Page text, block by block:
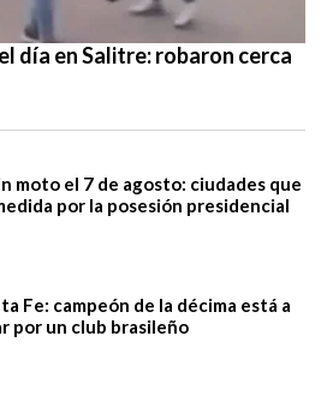
día en Salitre: robaron cerca
moto el 7 de agosto: ciudades que
por la posesión presidencial
Fe: campeón de la décima está a
por un club brasileño